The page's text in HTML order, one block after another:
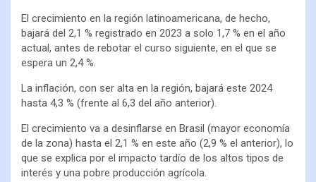
El crecimiento en la región latinoamericana, de hecho,
bajará del 2,1 % registrado en 2023 a solo 1,7 % en el año
actual, antes de rebotar el curso siguiente, en el que se
espera un 2,4 %.
La inflación, con ser alta en la región, bajará este 2024
hasta 4,3 % (frente al 6,3 del año anterior).
El crecimiento va a desinflarse en Brasil (mayor economía
de la zona) hasta el 2,1 % en este año (2,9 % el anterior), lo
que se explica por el impacto tardío de los altos tipos de
interés y una pobre producción agrícola.